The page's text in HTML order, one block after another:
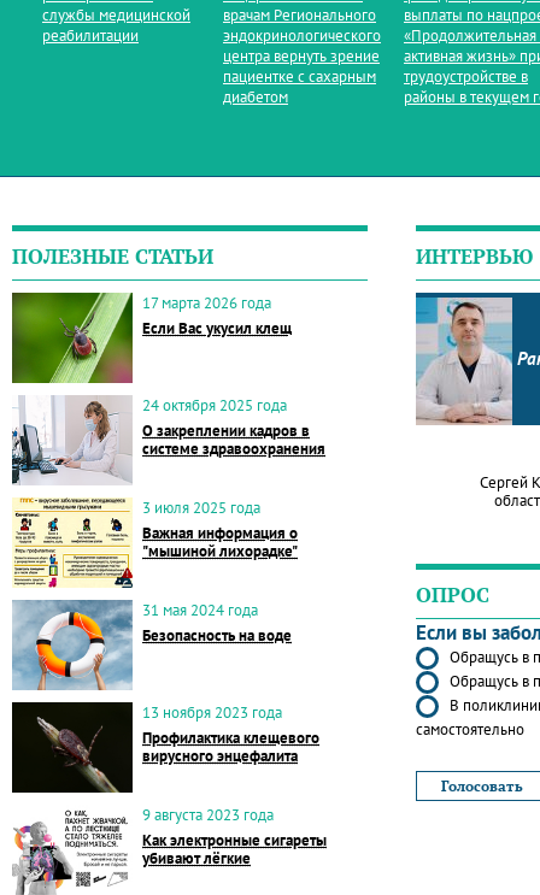
службы медицинской
реабилитации
врачам Регионального
эндокринологического
центра вернуть зрение
пациентке с сахарным
диабетом
выплаты по
«Продолжительная
активная жизнь»
трудоустройстве в
районы в текущем
ПОЛЕЗНЫЕ СТАТЬИ
17 марта 2026 года
Если Вас укусил клещ
24 октября 2025 года
О закреплении кадров в
системе здравоохранения
3 июля 2025 года
Важная информация о
"мышиной лихорадке"
31 мая 2024 года
Безопасность на воде
13 ноября 2023 года
Профилактика клещевого
вирусного энцефалита
9 августа 2023 года
Как электронные сигареты
убивают лёгкие
ИНТЕРВЬЮ
Сергей
ОПРОС
Если вы
Обращусь в
Обращусь в
В
самостоятельно